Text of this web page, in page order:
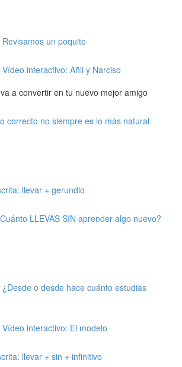
Revisamos un poquito
Vídeo interactivo: Añil y Narciso
a convertir en tu nuevo mejor amigo
correcto no siempre es lo más natural
llevar + gerundio
LLEVAS SIN aprender algo nuevo?
¿Desde o desde hace cuánto estudias
Vídeo interactivo: El modelo
llevar + sin + infinitivo